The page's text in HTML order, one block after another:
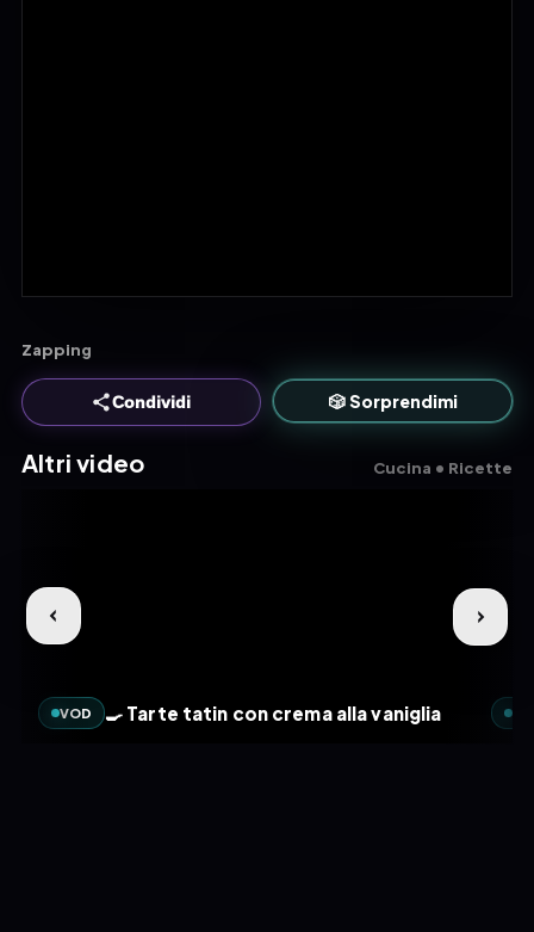
Zapping
Condividi 🎲 Sorprendimi
Altri video Cucina • Ricette
VOD 🍳 Tarte tatin con crema alla vaniglia